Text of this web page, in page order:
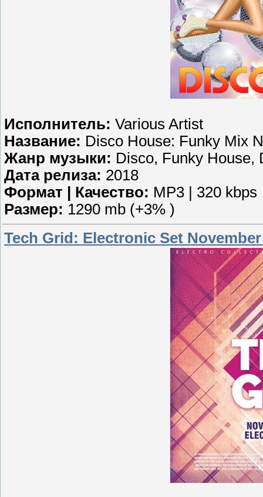
Исполнитель: Various Artist
Название: Disco House: Funky Mix
Жанр музыки: Disco, Funky House,
Дата релиза: 2018
Формат | Качество: MP3 | 320 kbps
Размер: 1290 mb (+3% )
Tech Grid: Electronic Set November